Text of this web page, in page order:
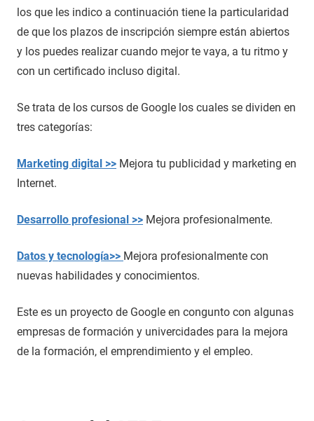
los que les indico a continuación tiene la particularidad
de que los plazos de inscripción siempre están abiertos
y los puedes realizar cuando mejor te vaya, a tu ritmo y
con un certificado incluso digital.
Se trata de los cursos de Google los cuales se dividen en
tres categorías:
Marketing digital >> Mejora tu publicidad y marketing en
Internet.
Desarrollo profesional >> Mejora profesionalmente.
Datos y tecnología>> Mejora profesionalmente con
nuevas habilidades y conocimientos.
Este es un proyecto de Google en congunto con algunas
empresas de formación y univercidades para la mejora
de la formación, el emprendimiento y el empleo.